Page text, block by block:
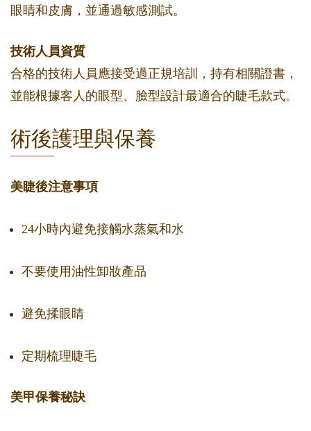
眼睛和皮膚，並通過敏感測試。
技術人員資質
合格的技術人員應接受過正規培訓，持有相關證書，
並能根據客人的眼型、臉型設計最適合的睫毛款式。
術後護理與保養
美睫後注意事項
24小時內避免接觸水蒸氣和水
不要使用油性卸妝產品
避免揉眼睛
定期梳理睫毛
美甲保養秘訣